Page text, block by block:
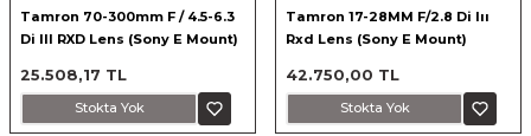
Tamron 70-300mm F / 4.5-6.3
Di III RXD Lens (Sony E Mount)
25.508,17 TL
Stokta Yok
Tamron 17-28MM F/2.8 Di Iıı
Rxd Lens (Sony E Mount)
42.750,00 TL
Stokta Yok